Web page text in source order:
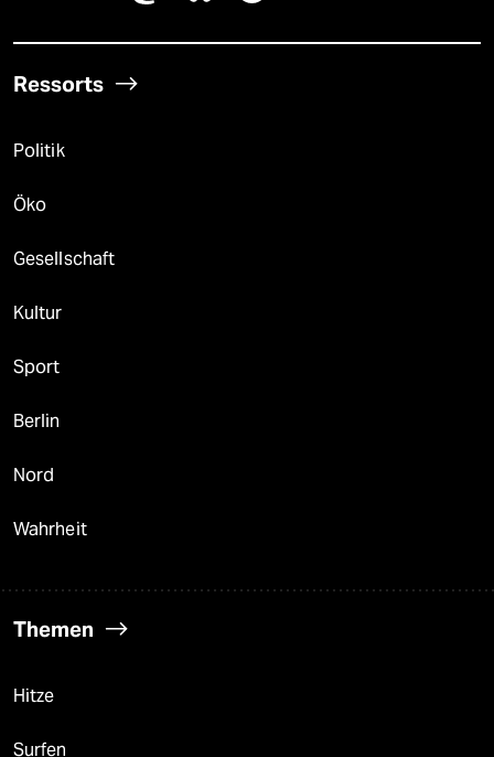
Ressorts
Politik
Öko
Gesellschaft
Kultur
Sport
Berlin
Nord
Wahrheit
Themen
Hitze
Surfen